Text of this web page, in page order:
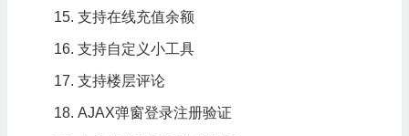
支持在线充值余额
支持自定义小工具
支持楼层评论
AJAX弹窗登录注册验证